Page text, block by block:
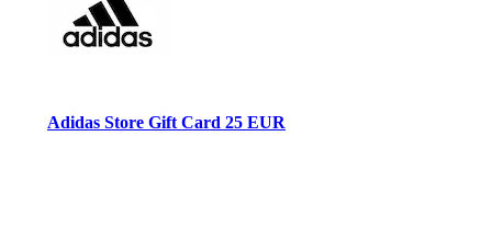
Adidas Store Gift Card 25 EUR